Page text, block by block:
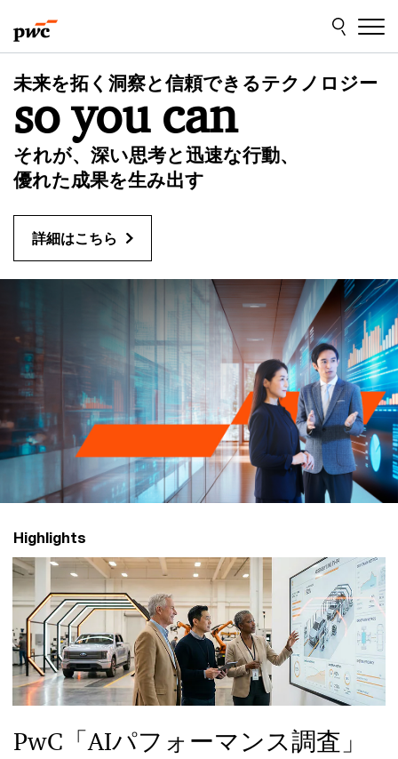
to
content
to
footer
P
w
C
グ
ル
ー
プ
未来を拓く洞察と信頼できるテクノロジー
so you can
それが、深い思考と迅速な行動、
優れた成果を生み出す
詳細はこちら
Highlights
PwC「AIパフォーマンス調査」